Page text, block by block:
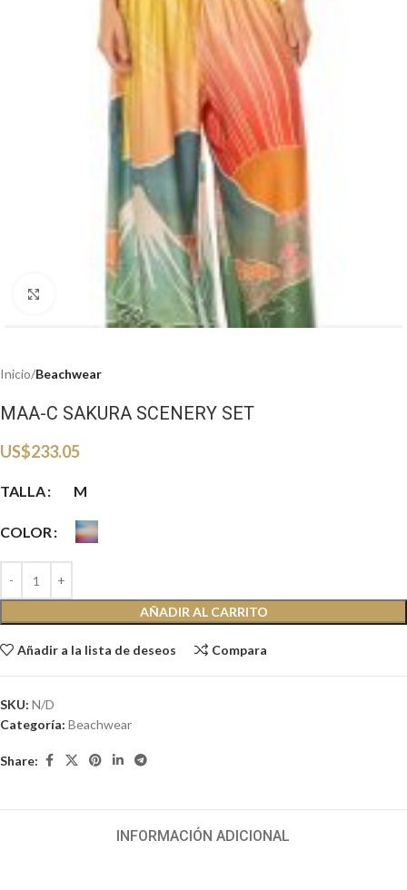
Haga clic para ampliar
Inicio Beachwear
MAA-C SAKURA SCENERY SET
US$233.05
TALLA M
COLOR
AÑADIR AL CARRITO
Añadir a la lista de deseos Compara
SKU: N/D
Categoría: Beachwear
Share:
INFORMACIÓN ADICIONAL